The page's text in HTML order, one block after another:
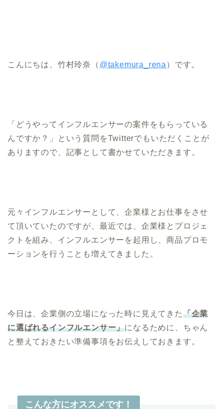
こんにちは、竹村玲奈（ @takemura_rena ）です。
「どうやってインフルエンサーの案件をもらっている
んですか？」という質問をTwitterでもいただくことが
ありますので、記事として書かせていただきます。
元々インフルエンサーとして、企業様とお仕事をさせ
て頂いていたのですが、最近では、企業様とプロジェ
クトを組み、インフルエンサーを起用し、商品プロモ
ーションを行うことも増えてきました。
今日は、企業側の立場になった時に見えてきた「企業
に選ばれるインフルエンサー」になるために、ちゃん
と整えておきたい準備事項をお伝えしておきます。
こんな方にオススメです！